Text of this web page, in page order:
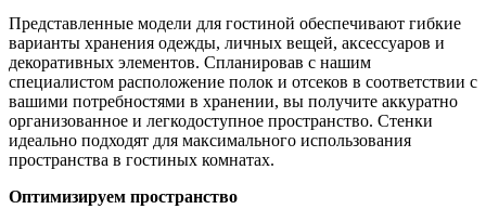
Представленные модели для гостиной обеспечивают гибкие
варианты хранения одежды, личных вещей, аксессуаров и
декоративных элементов. Спланировав с нашим
специалистом расположение полок и отсеков в соответствии с
вашими потребностями в хранении, вы получите аккуратно
организованное и легкодоступное пространство. Стенки
идеально подходят для максимального использования
пространства в гостиных комнатах.
Оптимизируем пространство